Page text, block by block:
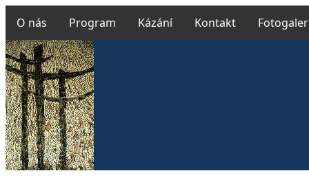
O nás Program Kázání Kontakt